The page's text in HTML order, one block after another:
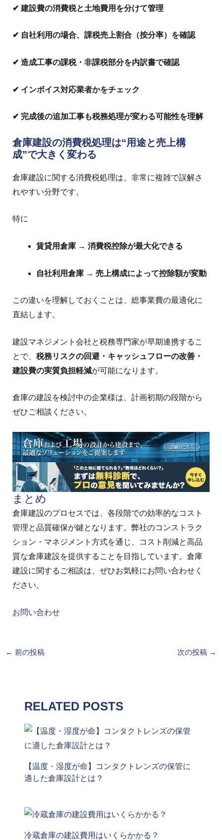
✔ 建設費の消費税と土地費用を分けて管理
✔ 自社利用の場合、課税売上割合（按分率）を確認
✔ 造成工事の課税・非課税部分を内訳書で確認
✔ インボイス対応業者かをチェック
✔ 完成後の追加工事も税務処理が変わる可能性を理解
倉庫建設の消費税処理は“用途と売上構
成”で大きく変わる
倉庫建設に関する消費税処理は、非常に複雑で誤解さ
れやすい分野です。
特に
賃貸用倉庫 → 消費税控除が最大化できる
自社利用倉庫 → 売上構成によって控除額が変動
この違いを理解しておくことは、総事業費の最適化に
直結します。
建設マネジメント会社と税務専門家が早期連携するこ
とで、 税務リスクの回避・キャッシュフローの改善・
建設費の実質負担軽減が可能になります。
倉庫の建設を検討中の企業様は、計画初期の段階から
ぜひご相談ください。
まとめ
倉庫建設のプロセスでは、各段階での効率的なコスト
管理と品質確保が鍵となります。弊社のコンストラク
ション・マネジメント方式を通じ、コスト削減と高品
質な倉庫建設を提供することを目指しています。倉庫
建設に関するご相談は、ぜひお気軽にお問い合わせく
ださい。
お問い合わせ
← 前の投稿 次の投稿 →
RELATED POSTS
【温度・湿度が命】コンタクトレンズの保管に
適した倉庫設計とは？
冷蔵倉庫の建設費用はいくらかかる？